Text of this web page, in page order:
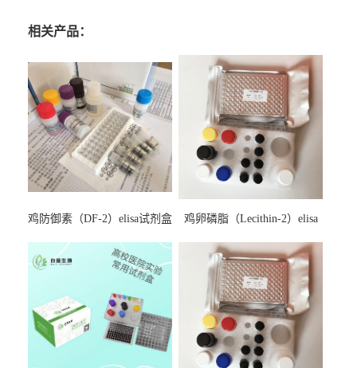
相关产品：
鸡防御素（DF-2）elisa试剂盒
鸡卵磷脂（Lecithin-2）elisa